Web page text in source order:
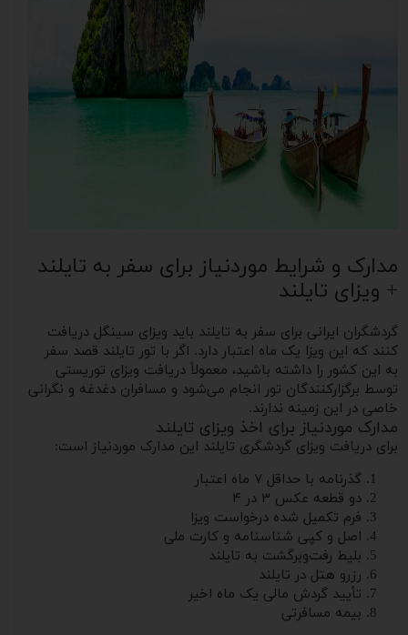
مدارک و شرایط موردنیاز برای سفر به تایلند
+ ویزای تایلند
گردشگران ایرانی برای سفر به تایلند باید ویزای سینگل دریافت
کنند که این ویزا یک ماه اعتبار دارد. اگر با تور تایلند قصد سفر
به این کشور را داشته باشید، معمولاً دریافت ویزای توریستی
توسط برگزارکنندگان تور انجام می‌شود و مسافران دغدغه و نگرانی
خاصی در این زمینه ندارند.
مدارک موردنیاز برای اخذ ویزای تایلند
برای دریافت ویزای گردشگری تایلند این مدارک موردنیاز است:
گذرنامه با حداقل ۷ ماه اعتبار
دو قطعه عکس ۳ در ۴
فرم تکمیل شده درخواست ویزا
اصل و کپی شناسنامه و کارت ملی
بلیط رفت‌وبرگشت به تایلند
رزرو هتل در تایلند
تأیید گردش مالی یک ماه اخیر
بیمه مسافرتی